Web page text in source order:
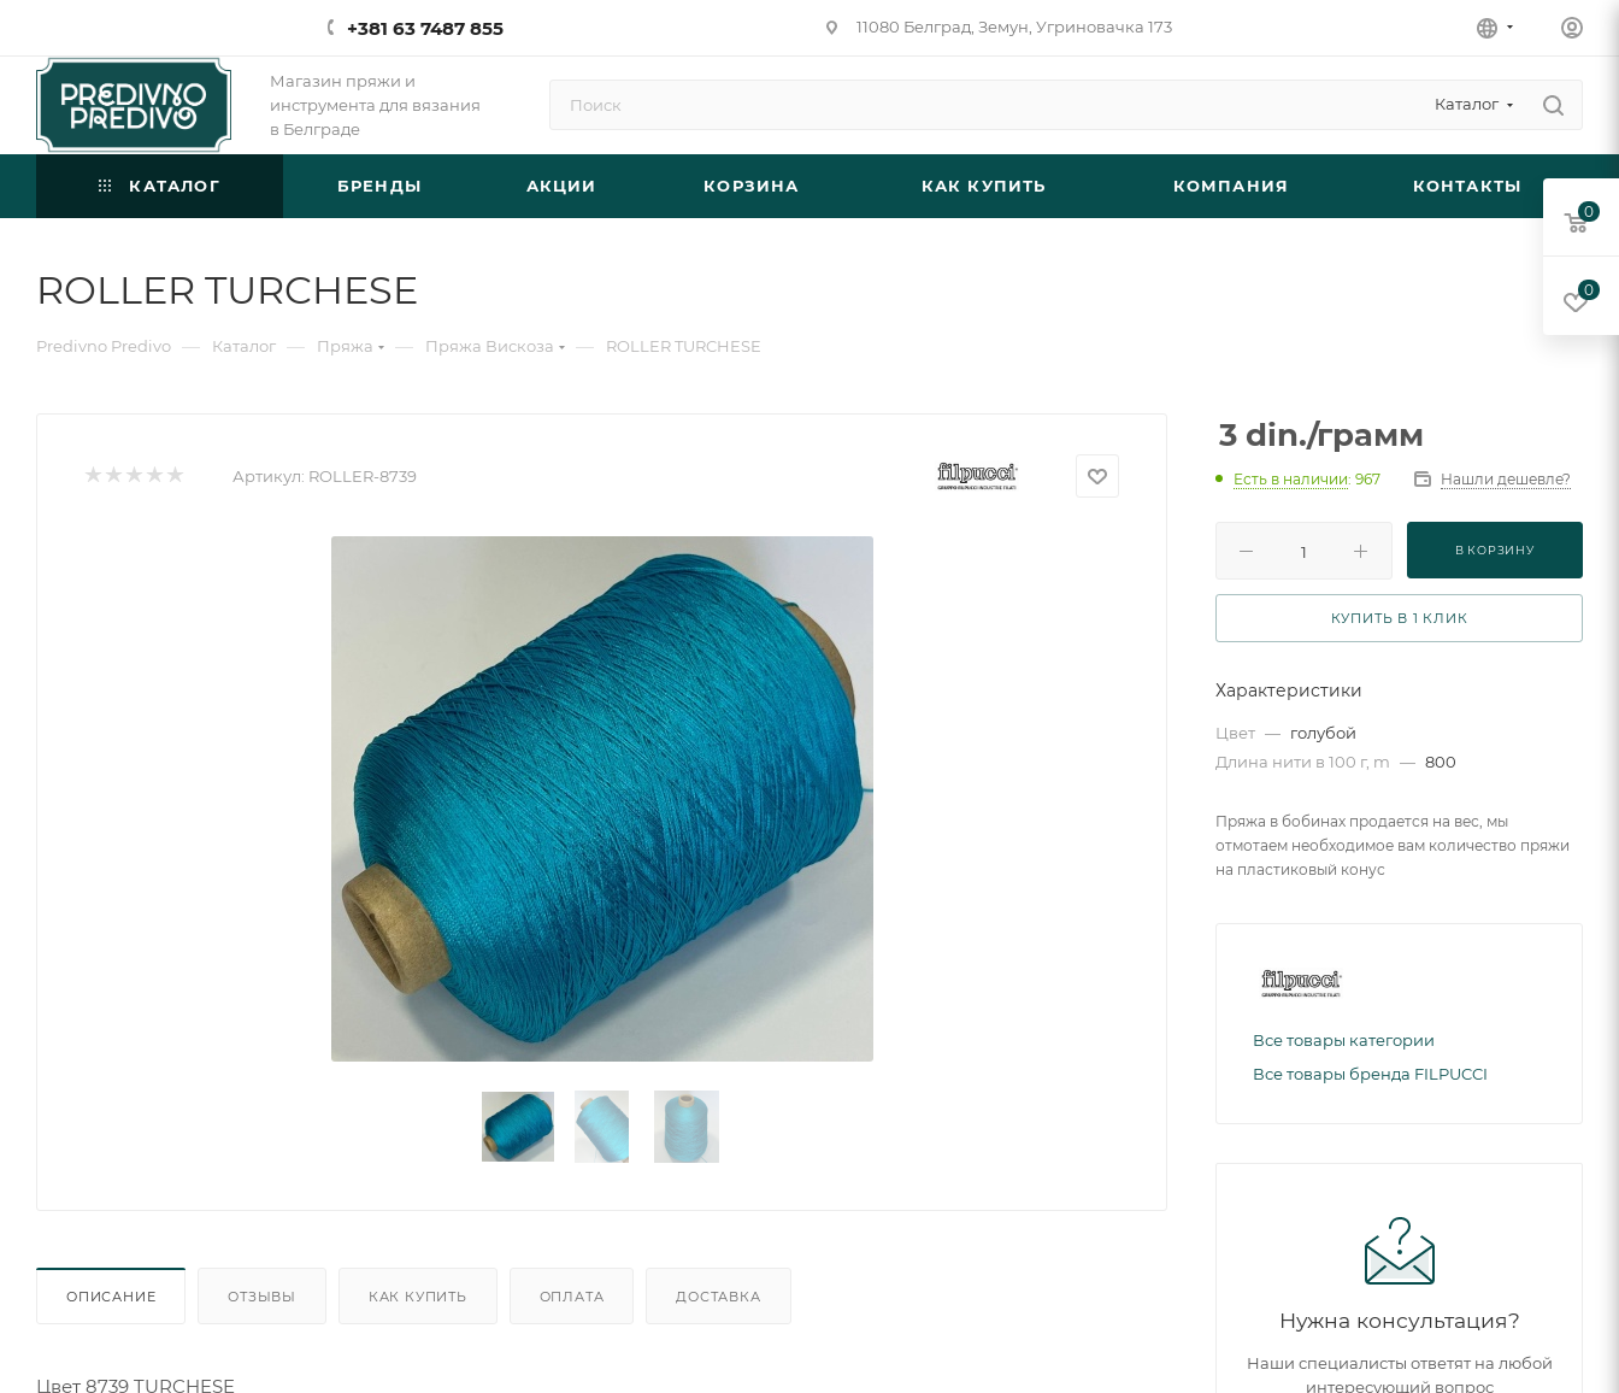
+381 63 7487 855 11080 Белград, Земун, Угриновачка 173
Магазин пряжи и
инструмента для вязания
в Белграде
Каталог
КАТАЛОГ БРЕНДЫ АКЦИИ КОРЗИНА КАК КУПИТЬ КОМПАНИЯ КОНТАКТЫ
ROLLER TURCHESE
Predivno Predivo — Каталог — Пряжа — Пряжа Вискоза — ROLLER TURCHESE
Артикул: ROLLER-8739
ОПИСАНИЕ ОТЗЫВЫ КАК КУПИТЬ ОПЛАТА ДОСТАВКА
Цвет 8739 TURCHESE
3 din./грамм
Есть в наличии: 967 Нашли дешевле?
В КОРЗИНУ
КУПИТЬ В 1 КЛИК
Характеристики
Цвет — голубой
Длина нити в 100 г, m — 800
Пряжа в бобинах продается на вес, мы
отмотаем необходимое вам количество пряжи
на пластиковый конус
Все товары категории
Все товары бренда FILPUCCI
Нужна консультация?
Наши специалисты ответят на любой
интересующий вопрос
0
0